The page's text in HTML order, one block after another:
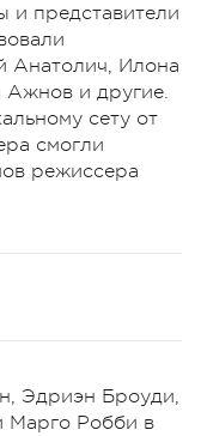
и представители
Анатолич, Илона
Ажнов и другие.
сету от
смогли
режиссера
Эдриэн Броуди,
Марго Робби в